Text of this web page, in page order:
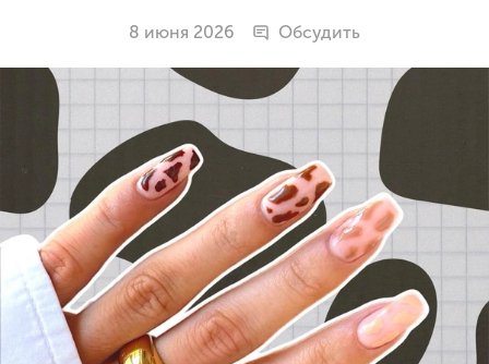
8 июня 2026 Обсудить